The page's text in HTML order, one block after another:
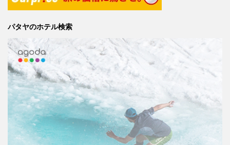
パタヤのホテル検索